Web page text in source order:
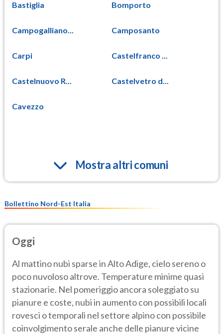
Bastiglia Bomporto
Campogalliano... Camposanto
Carpi Castelfranco ...
Castelnuovo R... Castelvetro d...
Cavezzo
Mostra altri comuni
Bollettino Nord-Est Italia
Oggi
Al mattino nubi sparse in Alto Adige, cielo sereno o
poco nuvoloso altrove. Temperature minime quasi
stazionarie. Nel pomeriggio ancora soleggiato su
pianure e coste, nubi in aumento con possibili locali
rovesci o temporali nel settore alpino con possibile
coinvolgimento serale anche delle pianure vicine